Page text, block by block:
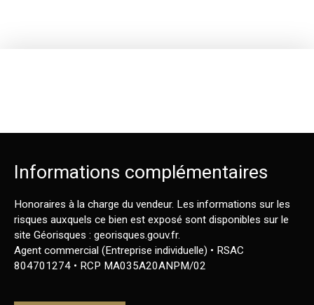
Informations complémentaires
Honoraires à la charge du vendeur. Les informations sur les
risques auxquels ce bien est exposé sont disponibles sur le
site Géorisques : georisques.gouv.fr.
Agent commercial (Entreprise individuelle) • RSAC
804701274 • RCP MA035A20ANPM/02